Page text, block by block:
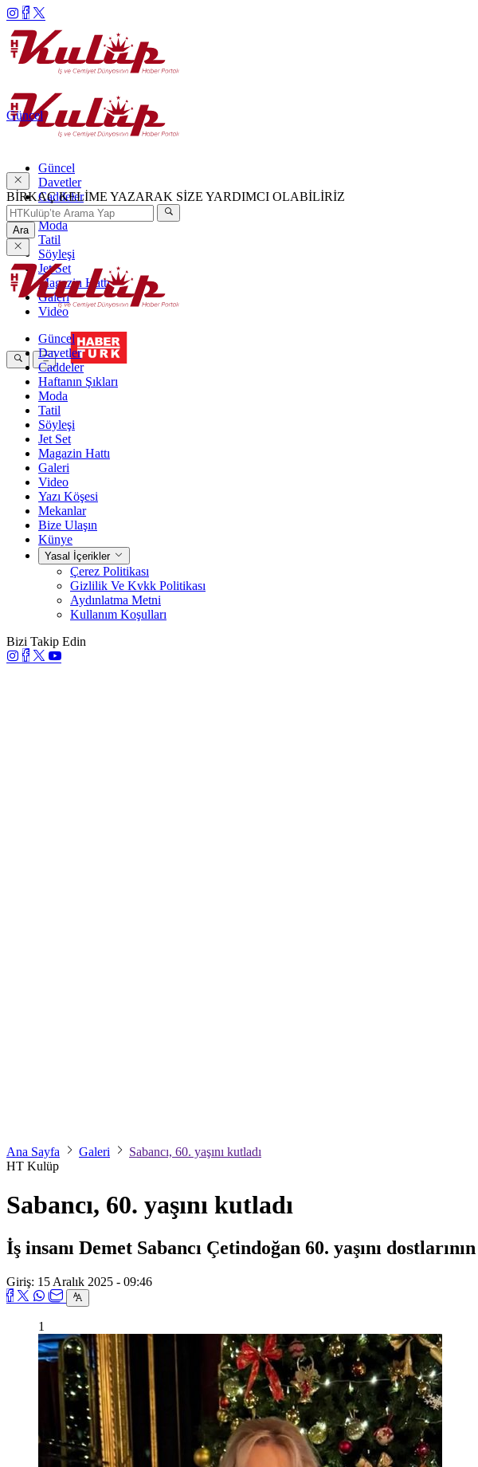
Güncel
Davetler
Caddeler
Haftanın Şıkları
Moda
Tatil
Söyleşi
Jet Set
Magazin Hattı
Galeri
Video
Güncel
BİRKAÇ KELİME YAZARAK SİZE YARDIMCI OLABİLİRİZ
Ara
Güncel
Davetler
Caddeler
Haftanın Şıkları
Moda
Tatil
Söyleşi
Jet Set
Magazin Hattı
Galeri
Video
Yazı Köşesi
Mekanlar
Bize Ulaşın
Künye
Yasal İçerikler
Çerez Politikası
Gizlilik Ve Kvkk Politikası
Aydınlatma Metni
Kullanım Koşulları
Bizi Takip Edin
Ana Sayfa Galeri
Sabancı, 60. yaşını kutladı
HT Kulüp
Sabancı, 60. yaşını kutladı
İş insanı Demet Sabancı Çetindoğan 60. yaşını
Giriş: 15 Aralık 2025 - 09:46
1